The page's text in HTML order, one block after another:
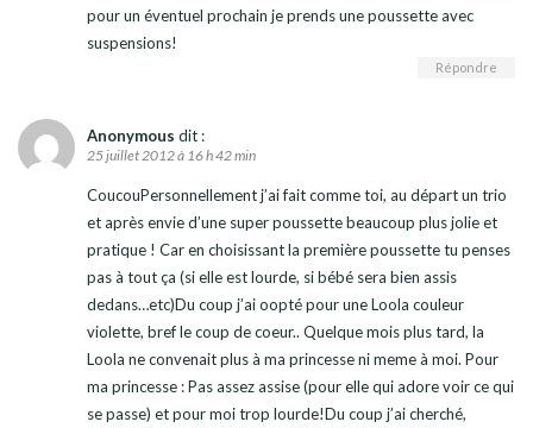
pour un éventuel prochain je prends une poussette avec
suspensions!
Répondre
Anonymous dit :
25 juillet 2012 à 16 h 42 min
CoucouPersonnellement j’ai fait comme toi, au départ un trio
et après envie d’une super poussette beaucoup plus jolie et
pratique ! Car en choisissant la première poussette tu penses
pas à tout ça (si elle est lourde, si bébé sera bien assis
dedans…etc)Du coup j’ai oopté pour une Loola couleur
violette, bref le coup de coeur.. Quelque mois plus tard, la
Loola ne convenait plus à ma princesse ni meme à moi. Pour
ma princesse : Pas assez assise (pour elle qui adore voir ce qui
se passe) et pour moi trop lourde!Du coup j’ai cherché,